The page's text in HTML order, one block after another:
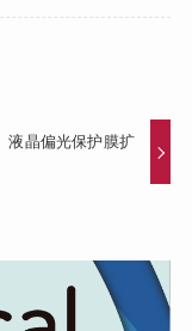
晶偏光保护膜扩